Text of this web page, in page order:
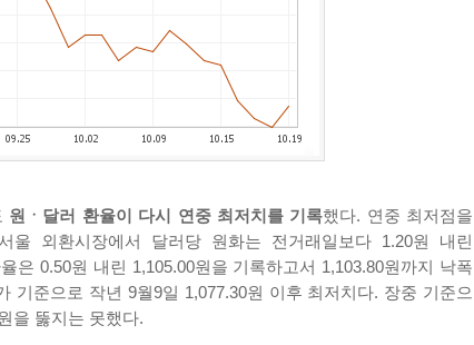
원ㆍ달러 환율이 다시 연중 최저치를 기록했다. 연중 최저점을
울 외환시장에서 달러당 원화는 전거래일보다 1.20원 내린
은 0.50원 내린 1,105.00원을 기록하고서 1,103.80원까지 낙폭
기준으로 작년 9월9일 1,077.30원 이후 최저치다. 장중 기준으
을 뚫지는 못했다.